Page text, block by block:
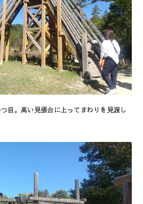
目。高い見張台に上ってまわりを見渡し